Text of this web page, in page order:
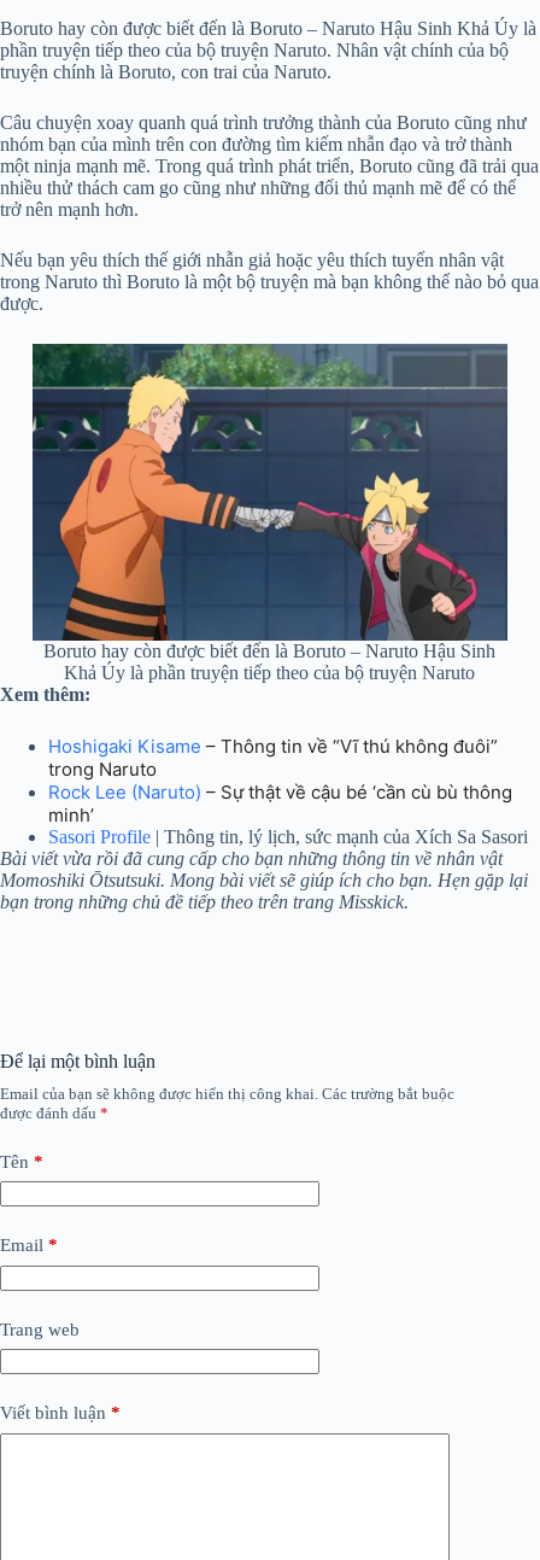
Boruto hay còn được biết đến là Boruto – Naruto Hậu Sinh Khả Úy là
phần truyện tiếp theo của bộ truyện Naruto. Nhân vật chính của bộ
truyện chính là Boruto, con trai của Naruto.
Câu chuyện xoay quanh quá trình trưởng thành của Boruto cũng như
nhóm bạn của mình trên con đường tìm kiếm nhẫn đạo và trở thành
một ninja mạnh mẽ. Trong quá trình phát triển, Boruto cũng đã trải qua
nhiều thử thách cam go cũng như những đối thủ mạnh mẽ để có thể
trở nên mạnh hơn.
Nếu bạn yêu thích thế giới nhẫn giả hoặc yêu thích tuyến nhân vật
trong Naruto thì Boruto là một bộ truyện mà bạn không thể nào bỏ qua
được.
Boruto hay còn được biết đến là Boruto – Naruto Hậu Sinh
Khả Úy là phần truyện tiếp theo của bộ truyện Naruto
Xem thêm:
Hoshigaki Kisame – Thông tin về “Vĩ thú không đuôi”
trong Naruto
Rock Lee (Naruto) – Sự thật về cậu bé ‘cần cù bù thông
minh’
Sasori Profile | Thông tin, lý lịch, sức mạnh của Xích Sa Sasori
Bài viết vừa rồi đã cung cấp cho bạn những thông tin về nhân vật
Momoshiki Ōtsutsuki. Mong bài viết sẽ giúp ích cho bạn. Hẹn gặp lại
bạn trong những chủ đề tiếp theo trên trang Misskick.
Để lại một bình luận
Email của bạn sẽ không được hiển thị công khai. Các trường bắt buộc
được đánh dấu *
Tên *
Email *
Trang web
Viết bình luận *